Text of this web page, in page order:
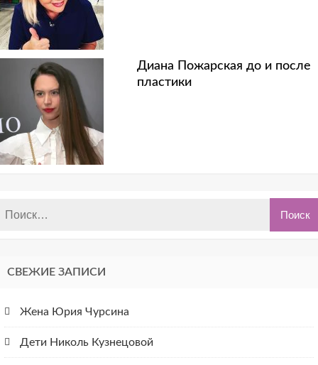
Диана Пожарская до и после
пластики
СВЕЖИЕ ЗАПИСИ
Жена Юрия Чурсина
Дети Николь Кузнецовой